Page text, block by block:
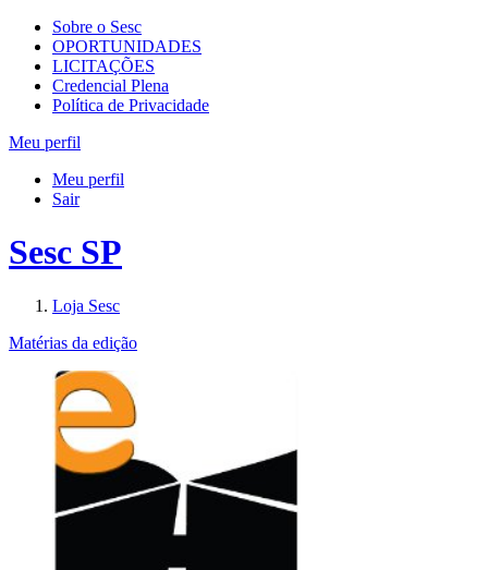
Sobre o Sesc
OPORTUNIDADES
LICITAÇÕES
Credencial Plena
Política de Privacidade
Meu perfil
Meu perfil
Sair
Sesc SP
Loja Sesc
Matérias da edição